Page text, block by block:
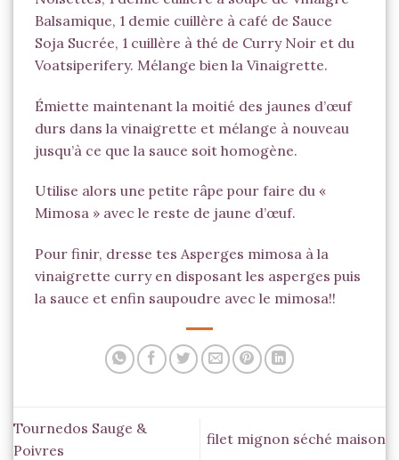
Balsamique, 1 demie cuillère à café de Sauce
Soja Sucrée, 1 cuillère à thé de Curry Noiret du
Voatsiperifery. Mélange bien la Vinaigrette.
Émiette maintenant la moitié des jaunes d’œuf
durs dans la vinaigrette et mélange à nouveau
jusqu’à ce que la sauce soit homogène.
Utilise alors une petite râpe pour faire du «
Mimosa » avec le reste de jaune d’œuf.
Pour finir, dresse tes Asperges mimosa à la
vinaigrette curry en disposant les asperges puis
la sauce et enfin saupoudre avec le mimosa!!
Tournedos Sauge &
Poivres
filet mignon séché maison